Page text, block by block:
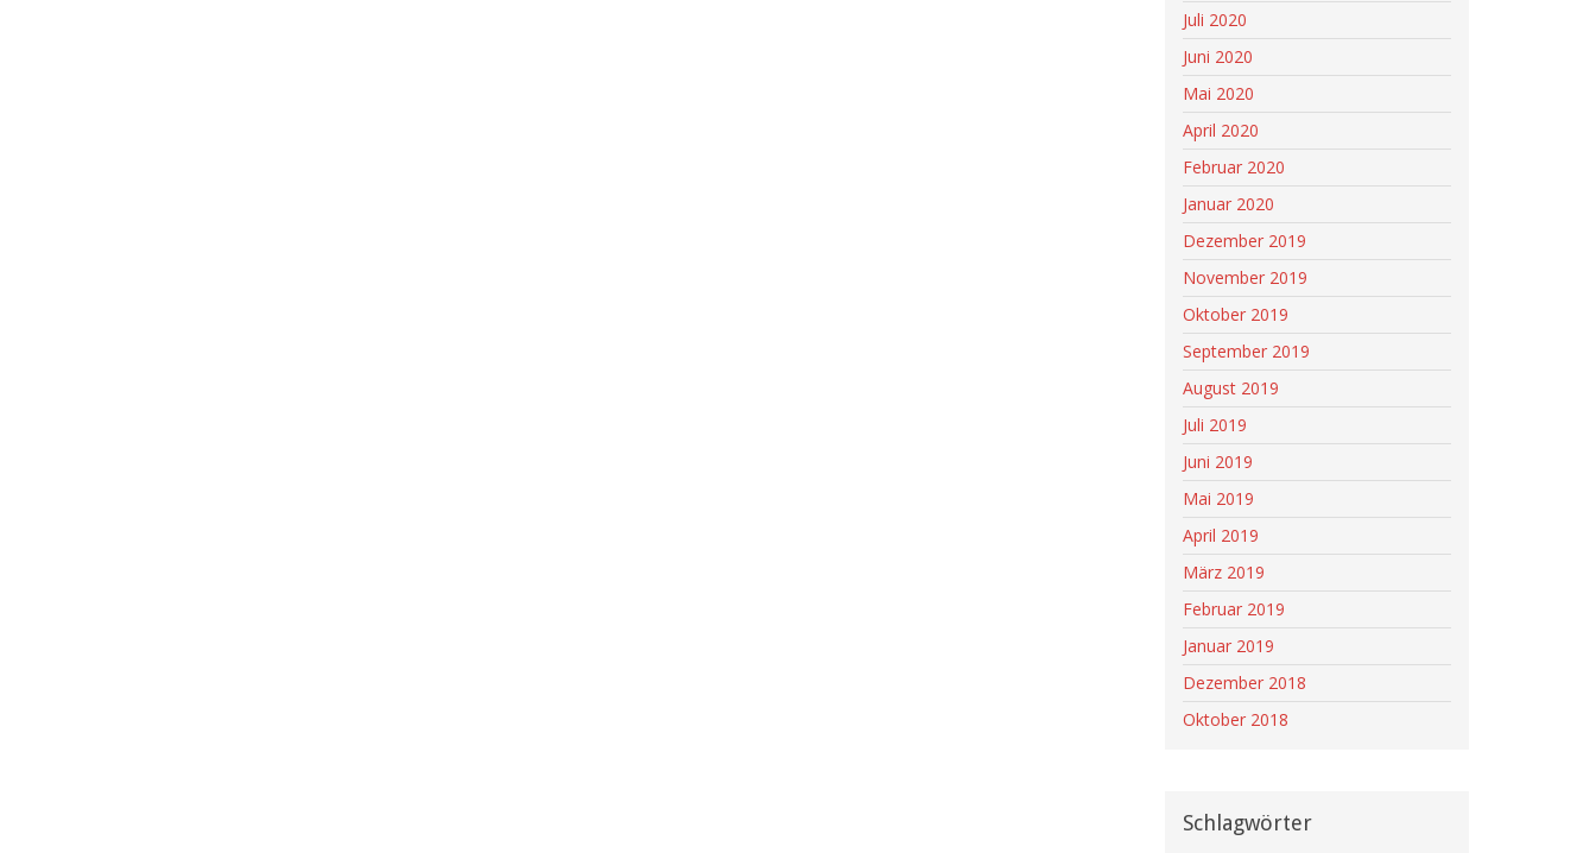
Juli 2020
Juni 2020
Mai 2020
April 2020
Februar 2020
Januar 2020
Dezember 2019
November 2019
Oktober 2019
September 2019
August 2019
Juli 2019
Juni 2019
Mai 2019
April 2019
März 2019
Februar 2019
Januar 2019
Dezember 2018
Oktober 2018
Schlagwörter